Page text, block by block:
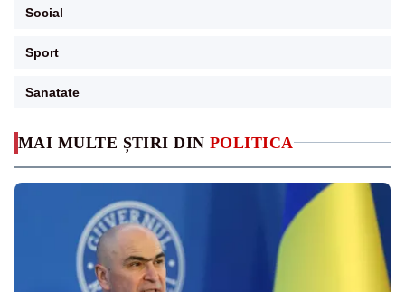
MAI MULTE ȘTIRI DIN POLITICA
Social
Sport
Sanatate